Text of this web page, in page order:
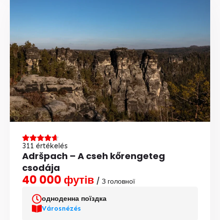
311 értékelés
Adršpach – A cseh kőrengeteg
csodája
40 000 футів / З головної
одноденна поїздка
Városnézés